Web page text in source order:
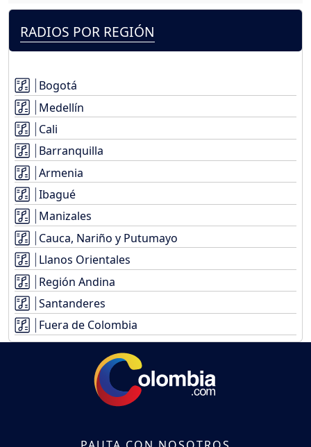
RADIOS POR REGIÓN
Bogotá
Medellín
Cali
Barranquilla
Armenia
Ibagué
Manizales
Cauca, Nariño y Putumayo
Llanos Orientales
Región Andina
Santanderes
Fuera de Colombia